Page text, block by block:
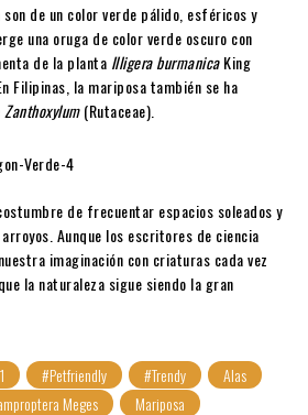
son de un color verde pálido, esféricos y
una oruga de color verde oscuro con
de la planta Illigera burmanicaKing
Filipinas, la mariposa también se ha
Zanthoxylum(Rutaceae).
de frecuentar espacios soleados y
Aunque los escritores de ciencia
imaginación con criaturas cada vez
la naturaleza sigue siendo la gran
#Petfriendly #Trendy
Alas
Meges
Mariposa